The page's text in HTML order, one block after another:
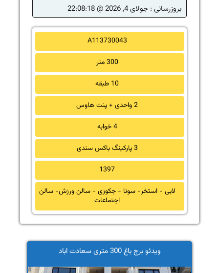
بروزرسانی : جولای 4, 2026 @ 22:08:18
A113730043
300 متر
10 طبقه
2 واحدی + پنت هاوس
4 خوابه
3 پارکینگ باکس سندی
1397
لابی - استخر- سونا - جکوزی - سالن ورزش- سالن
اجتماعات
ویدئو برج باغ 300 متری سعادت اباد